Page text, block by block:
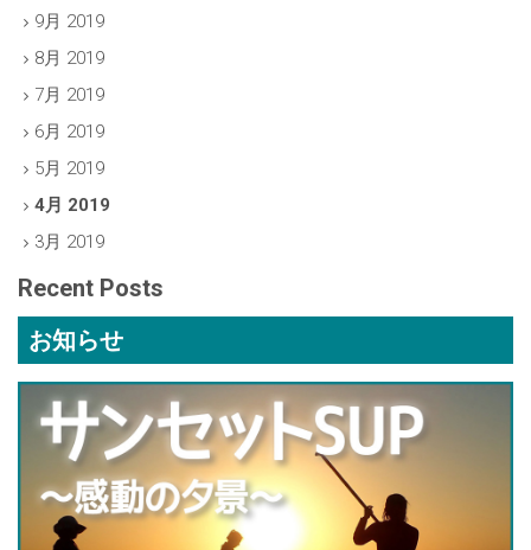
9月 2019
8月 2019
7月 2019
6月 2019
5月 2019
4月 2019
3月 2019
Recent Posts
お知らせ